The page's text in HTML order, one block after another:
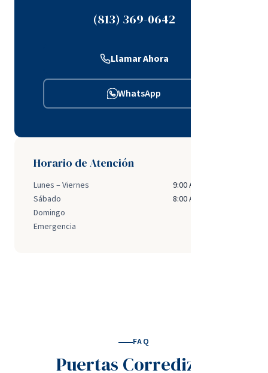
(813) 369-0642
Llamar Ahora
WhatsApp
Horario de Atención
Lunes – Viernes
9:00 AM – 5:00 PM
Sábado
8:00 AM – 2:00 PM
Domingo
Emergencia
FAQ
Puertas Corredizas